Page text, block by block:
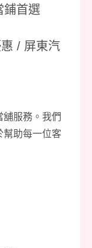
鋪首選
/ 屏東汽
服務。我們
幫助每一位客